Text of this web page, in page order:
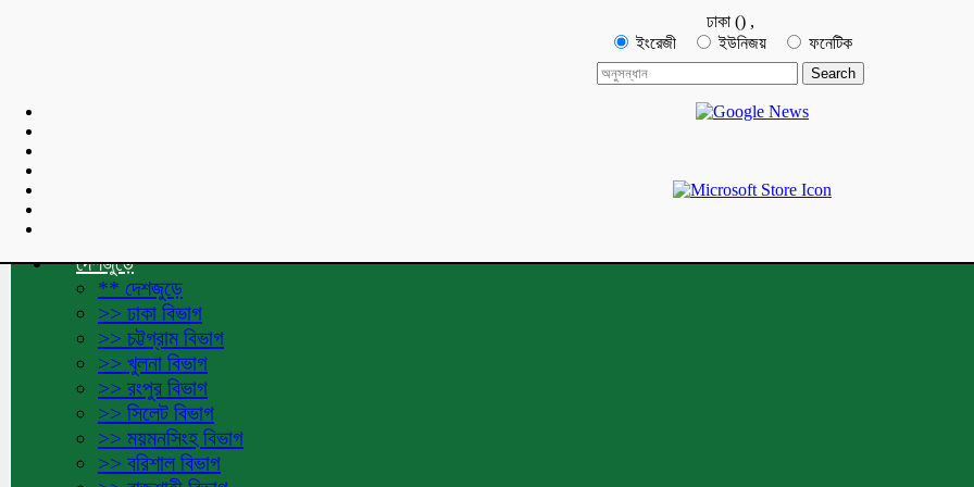
ঢাকা () ,
ইংরেজী
ইউনিজয় ফনেটিক
শুভেচ্ছা বার্তা :
Toggle navigation
দেশজুড়ে
** দেশজুড়ে
>> ঢাকা বিভাগ
>> চট্টগ্রাম বিভাগ
>> খুলনা বিভাগ
>> রংপুর বিভাগ
>> সিলেট বিভাগ
>> ময়মনসিংহ বিভাগ
>> বরিশাল বিভাগ